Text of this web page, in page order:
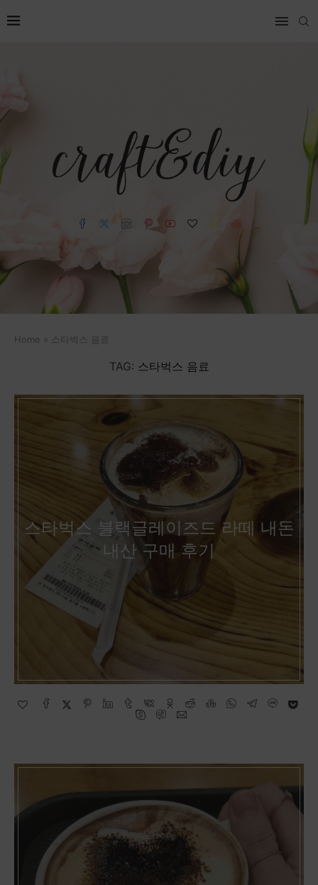
Home » 스타벅스 음료
TAG: 스타벅스 음료
스타벅스 블랙글레이즈드 라떼 내돈
내산 구매 후기